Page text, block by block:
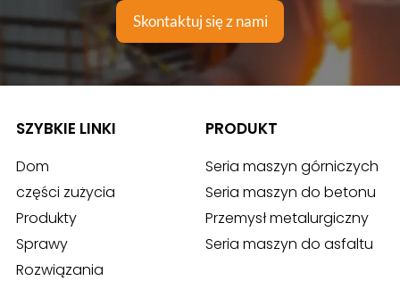
Skontaktuj się z nami
SZYBKIE LINKI
Dom
części zużycia
Produkty
Sprawy
Rozwiązania
PRODUKT
Seria maszyn górniczych
Seria maszyn do betonu
Przemysł metalurgiczny
Seria maszyn do asfaltu